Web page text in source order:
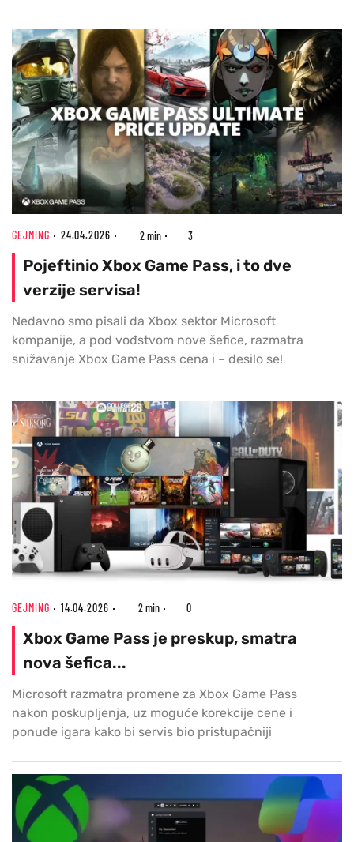
GEJMING 24.04.2026 2 min 3
Pojeftinio Xbox Game Pass, i to dve
verzije servisa!
Nedavno smo pisali da Xbox sektor Microsoft
kompanije, a pod vođstvom nove šefice, razmatra
snižavanje Xbox Game Pass cena i – desilo se!
GEJMING 14.04.2026 2 min 0
Xbox Game Pass je preskup, smatra
nova šefica...
Microsoft razmatra promene za Xbox Game Pass
nakon poskupljenja, uz moguće korekcije cene i
ponude igara kako bi servis bio pristupačniji